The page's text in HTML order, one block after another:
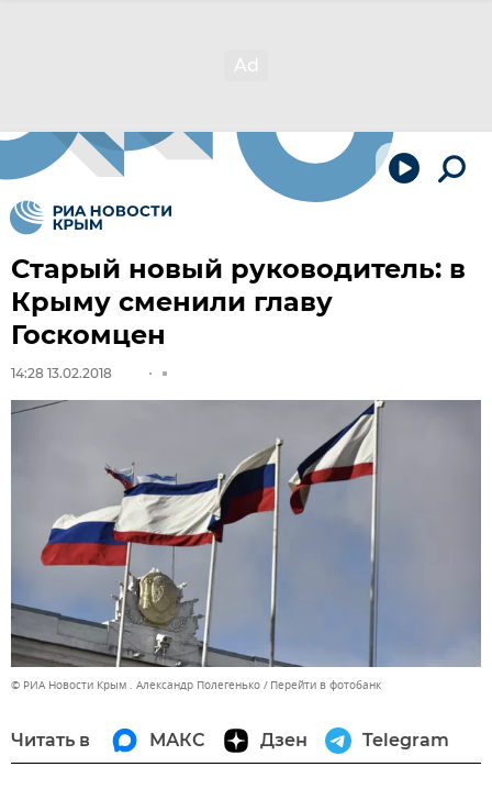
Старый новый руководитель: в
Крыму сменили главу
Госкомцен
14:28 13.02.2018
© РИА Новости Крым . Александр Полегенько Перейти в фотобанк
Читать в МАКС Дзен Telegram